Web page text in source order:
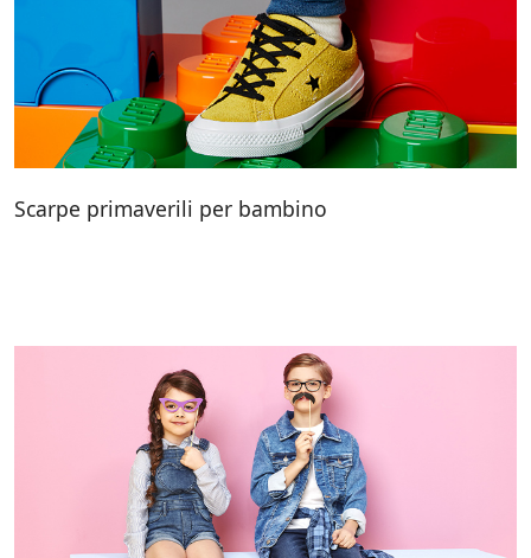
Scarpe primaverili per bambino